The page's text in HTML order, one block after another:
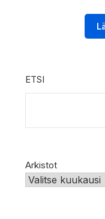
ETSI
Arkistot